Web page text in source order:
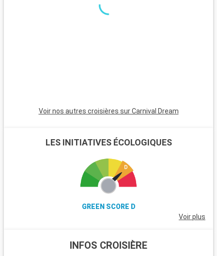
Voir nos autres croisières sur Carnival Dream
LES INITIATIVES ÉCOLOGIQUES
GREEN SCORE D
Voir plus
INFOS CROISIÈRE